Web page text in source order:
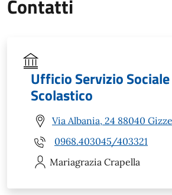
Contatti
Ufficio Servizio
Scolastico
Via Albania, 24 88040
0968.403045/403321
Mariagrazia Crapella